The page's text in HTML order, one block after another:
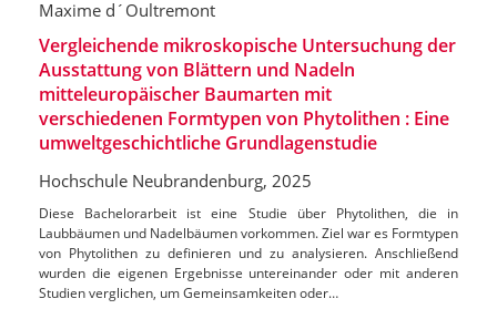
Maxime d´Oultremont
Vergleichende mikroskopische Untersuchung der
Ausstattung von Blättern und Nadeln
mitteleuropäischer Baumarten mit
verschiedenen Formtypen von Phytolithen : Eine
umweltgeschichtliche Grundlagenstudie
Hochschule Neubrandenburg, 2025
Diese Bachelorarbeit ist eine Studie über Phytolithen, die in
Laubbäumen und Nadelbäumen vorkommen. Ziel war es Formtypen
von Phytolithen zu definieren und zu analysieren. Anschließend
wurden die eigenen Ergebnisse untereinander oder mit anderen
Studien verglichen, um Gemeinsamkeiten oder…